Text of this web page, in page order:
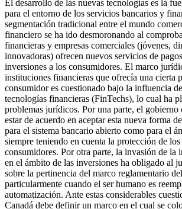
El desarrollo de las nuevas tecnologías es la
para el entorno de los servicios bancarios y
segmentación tradicional entre el mundo
financiero se ha ido desmoronando al
financieras y empresas comerciales (jóvenes,
innovadoras) ofrecen nuevos servicios de
inversiones a los consumidores. El marco
instituciones financieras que ofrecía una cierta
consumidor es cuestionado bajo la influencia
tecnologías financieras (FinTechs), lo cual ha
problemas jurídicos. Por una parte, el gobierno
estar de acuerdo en aceptar esta nueva forma
para el sistema bancario abierto como para el
siempre teniendo en cuenta la protección de los
consumidores. Por otra parte, la invasión de la
en el ámbito de las inversiones ha obligado al
sobre la pertinencia del marco reglamentario
particularmente cuando el ser humano es
automatización. Ante estas considerables
Canadá debe definir un marco en el cual se